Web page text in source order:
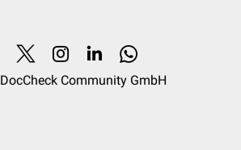
DocCheck Community GmbH